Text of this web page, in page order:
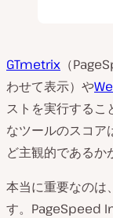
GTmetrix （
わせて表示）や
ストを実行するこ
なツールのスコア
ど主観的であるか
本当に重要なのは
す。PageSpeed